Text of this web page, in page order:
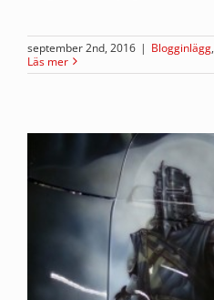
september 2nd, 2016 | Blogginlägg,
Läs mer